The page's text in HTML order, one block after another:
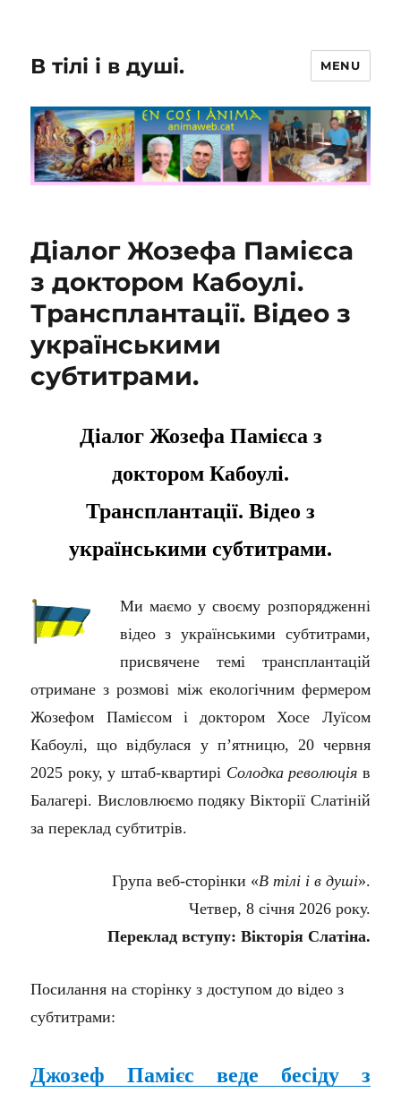
В тілі і в душі. MENU
Діалог Жозефа Памієса
з доктором Кабоулі.
Трансплантації. Відео з
українськими
субтитрами.
Діалог Жозефа Памієса з
доктором Кабоулі.
Трансплантації. Відео з
українськими субтитрами.
Ми маємо у своєму розпорядженні
відео з українськими субтитрами,
присвячене темі трансплантацій
отримане з розмові між екологічним фермером
Жозефом Памієсом і доктором Хосе Луїсом
Кабоулі, що відбулася у п’ятницю, 20 червня
2025 року, у штаб-квартирі Солодка революція в
Балагері. Висловлюємо подяку Вікторії Слатіній
за переклад субтитрів.
Група веб-сторінки «В тілі і в душі».
Четвер, 8 січня 2026 року.
Переклад вступу: Вікторія Слатіна.
Посилання на сторінку з доступом до відео з
субтитрами:
Джозеф Памієс веде бесіду з